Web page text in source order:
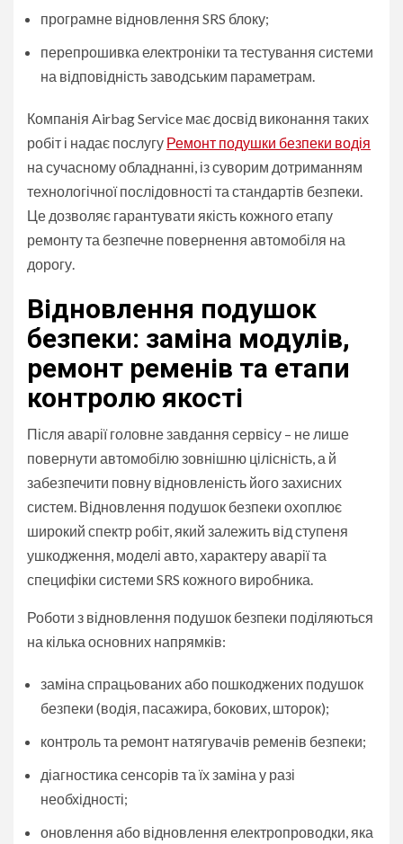
програмне відновлення SRS блоку;
перепрошивка електроніки та тестування системи
на відповідність заводським параметрам.
Компанія Airbag Service має досвід виконання таких
робіт і надає послугу Ремонт подушки безпеки водія
на сучасному обладнанні, із суворим дотриманням
технологічної послідовності та стандартів безпеки.
Це дозволяє гарантувати якість кожного етапу
ремонту та безпечне повернення автомобіля на
дорогу.
Відновлення подушок
безпеки: заміна модулів,
ремонт ременів та етапи
контролю якості
Після аварії головне завдання сервісу – не лише
повернути автомобілю зовнішню цілісність, а й
забезпечити повну відновленість його захисних
систем. Відновлення подушок безпеки охоплює
широкий спектр робіт, який залежить від ступеня
ушкодження, моделі авто, характеру аварії та
специфіки системи SRS кожного виробника.
Роботи з відновлення подушок безпеки поділяються
на кілька основних напрямків:
заміна спрацьованих або пошкоджених подушок
безпеки (водія, пасажира, бокових, шторок);
контроль та ремонт натягувачів ременів безпеки;
діагностика сенсорів та їх заміна у разі
необхідності;
оновлення або відновлення електропроводки, яка